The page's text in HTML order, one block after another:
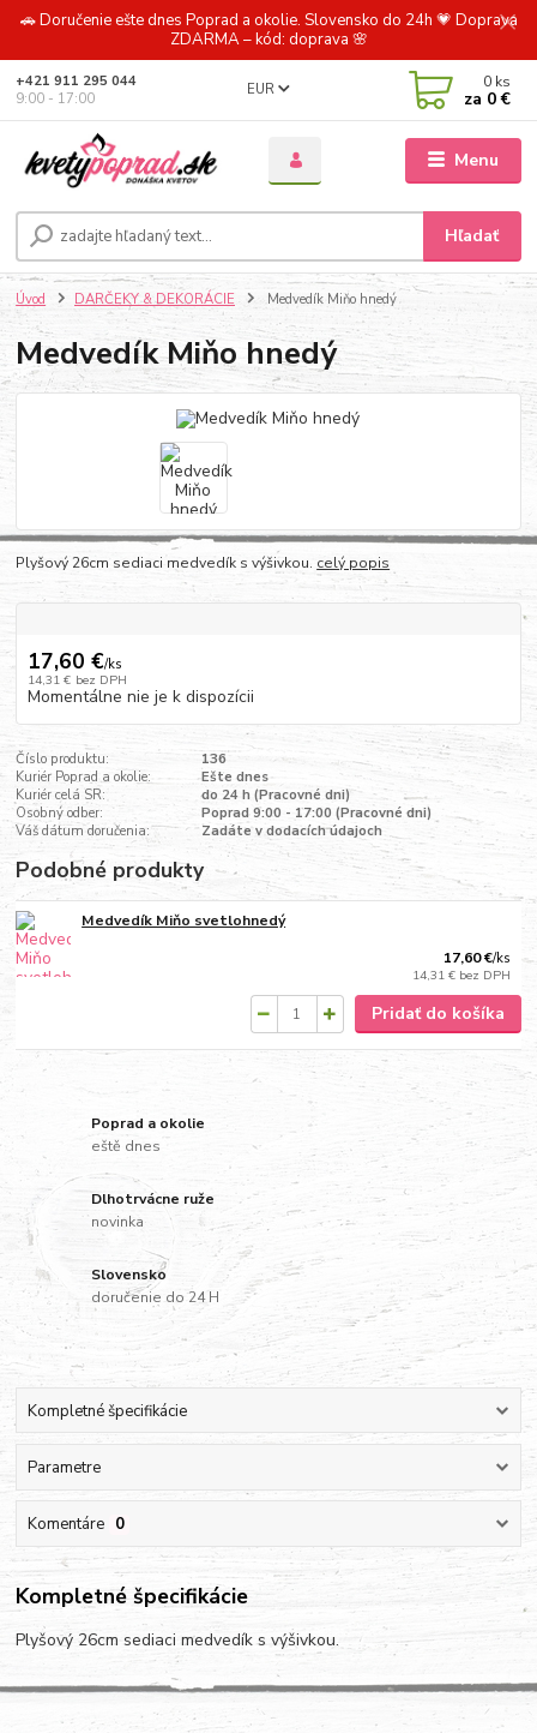
🚗 Doručenie ešte dnes Poprad a okolie. Slovensko do 24h 💗 Doprava
ZDARMA – kód: doprava 🌸
Menu
EUR
Hľadať
+421 911 295 044
9:00 - 17:00
0 ks
za 0 €
Úvod DARČEKY & DEKORÁCIE Medvedík Miňo hnedý
Medvedík Miňo hnedý
Plyšový 26cm sediaci medvedík s výšivkou. celý popis
17,60 €/ks
14,31 € bez DPH
Momentálne nie je k dispozícii
Číslo produktu:
136
Kuriér Poprad a okolie:
Ešte dnes
Kuriér celá SR:
do 24 h (Pracovné dni)
Osobný odber:
Poprad 9:00 - 17:00 (Pracovné dni)
Váš dátum doručenia:
Zadáte v dodacích údajoch
Podobné produkty
Medvedík Miňo svetlohnedý
17,60 €/ks
14,31 € bez DPH
Pridať do košíka
Poprad a okolie
eště dnes
Dlhotrvácne ruže
novinka
Slovensko
doručenie do 24 H
Kompletné špecifikácie
Parametre
Komentáre 0
Kompletné špecifikácie
Plyšový 26cm sediaci medvedík s výšivkou.